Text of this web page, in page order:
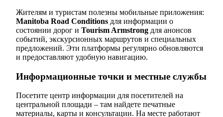
Жителям и туристам полезны мобильные приложения:
Manitoba Road Conditions для информации о
состоянии дорог и Tourism Armstrong для анонсов
событий, экскурсионных маршрутов и специальных
предложений. Эти платформы регулярно обновляются
и предоставляют удобную навигацию.
Информационные точки и местные службы
Посетите центр информации для посетителей на
центральной площади – там найдете печатные
материалы, карты и консультации. На месте работают